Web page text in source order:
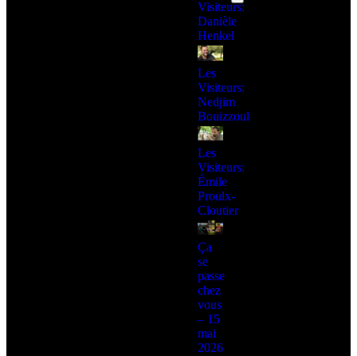
Visiteurs:
Danièle
Henkel
Les
Visiteurs:
Nedjim
Bouizzoul
Les
Visiteurs:
Émile
Proulx-
Cloutier
Ça
se
passe
chez
vous
– 15
mai
2026